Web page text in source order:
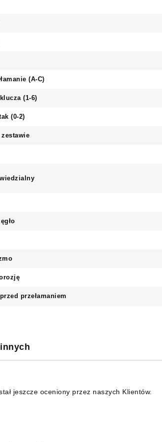
(A-C)
(1-6)
(0-2)
przełamaniem
jeszcze oceniony przez naszych Klientów.